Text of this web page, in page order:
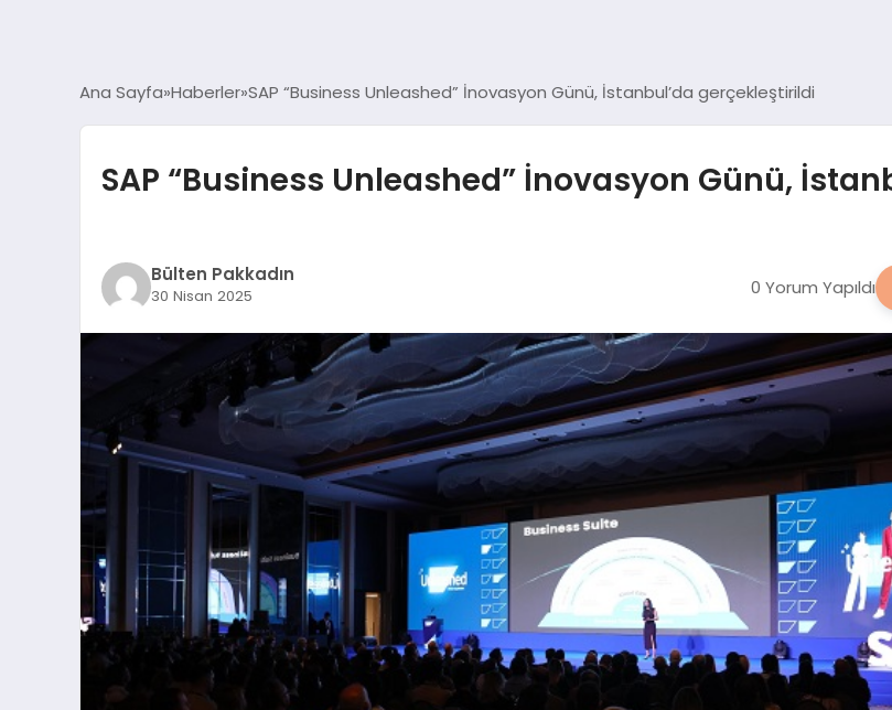
Ana Sayfa Haberler SAP “Business Unleashed” İnovasyon Günü, İstanbul’da gerçekleştirildi
SAP “Business Unleashed” İnovasyon Günü,
Bülten Pakkadın
30 Nisan 2025 0 Yorum Yapıldı